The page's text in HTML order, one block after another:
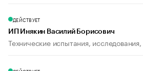
ДЕЙСТВУЕТ
ИП Инякин Василий Борисович
Технические испытания,